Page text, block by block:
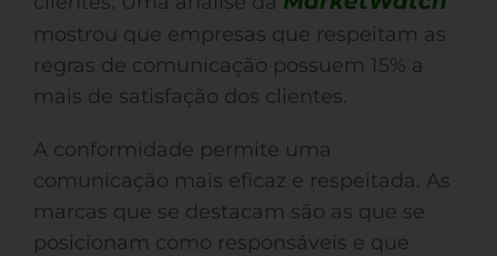
mostrou que empresas que respeitam as
regras de comunicação possuem 15% a
mais de satisfação dos clientes.
A conformidade permite uma
comunicação mais eficaz e respeitada. As
marcas que se destacam são as que se
posicionam como responsáveis e que